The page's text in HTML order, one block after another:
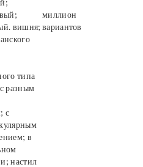
вишня;
миллион
вариантов
типа
разным
с
в
настил